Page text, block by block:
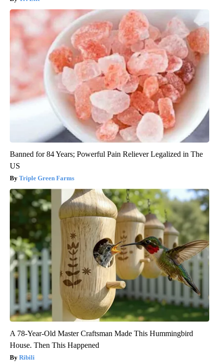
Banned for 84 Years; Powerful Pain Reliever Legalized in The
US
Triple Green Farms
A 78-Year-Old Master Craftsman Made This Hummingbird
House. Then This Happened
Ribili